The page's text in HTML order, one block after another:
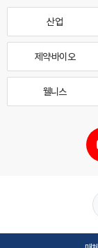
산업
제약·바이오
웰니스